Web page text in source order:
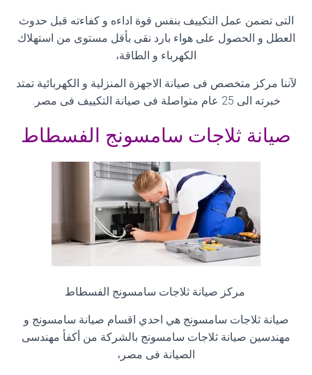
التى تضمن عمل التكييف بنفس قوة اداءه و كفاءته قبل حدوث
العطل و الحصول على هواء بارد نقى بأقل مستوى من استهلاك
الكهرباء و الطاقة،
لآننا مركز متخصص فى صيانة الاجهزة المنزلية و الكهربائية تمتد
خبرته الى 25 عام متواصلة فى صيانة التكييف فى مصر
.
صيانة ثلاجات سامسونج الفسطاط
مركز صيانة ثلاجات سامسونج الفسطاط
صيانة ثلاجات سامسونج هي احدي اقسام صيانة سامسونج و
مهندسين صيانة ثلاجات سامسونج بالشركة من أكفأ مهندسى
الصيانة فى مصر،